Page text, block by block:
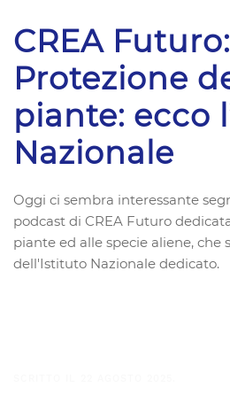
CREA Futuro:
Protezione
piante: ecco
Nazionale
Oggi ci sembra interessante
podcast di CREA Futuro
piante ed alle specie aliene, che
dell'Istituto Nazionale dedicato.